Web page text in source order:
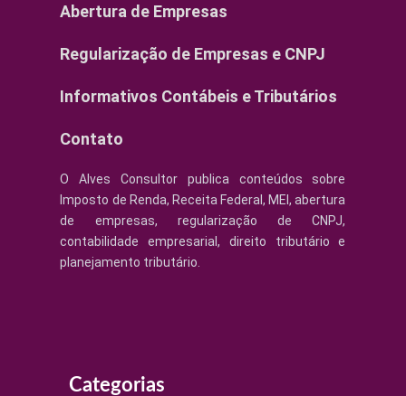
Abertura de Empresas
Regularização de Empresas e CNPJ
Informativos Contábeis e Tributários
Contato
O Alves Consultor publica conteúdos sobre
Imposto de Renda, Receita Federal, MEI, abertura
de empresas, regularização de CNPJ,
contabilidade empresarial, direito tributário e
planejamento tributário.
Categorias